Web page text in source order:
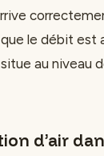
le débit est
au niveau
d’air